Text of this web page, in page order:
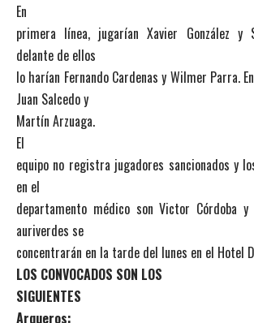
En
primera línea, jugarían Xavier González y
delante de ellos
lo harían Fernando Cardenas y Wilmer Parra.
Juan Salcedo y
Martín Arzuaga.
El
equipo no registra jugadores sancionados y
en el
departamento médico son Victor Córdoba y
auriverdes se
concentrarán en la tarde del lunes en el Hotel
LOS CONVOCADOS SON LOS
SIGUIENTES
Arqueros: